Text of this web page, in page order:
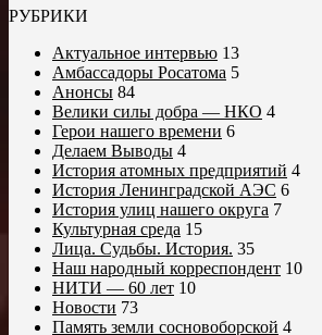
РУБРИКИ
Актуальное интервью 13
Амбассадоры Росатома 5
Анонсы 84
Велики силы добра — НКО 4
Герои нашего времени 6
Делаем Выводы 4
История атомных предприятий 4
История Ленинградской АЭС 6
История улиц нашего округа 7
Культурная среда 15
Лица. Судьбы. История. 35
Наш народный корреспондент 10
НИТИ — 60 лет 10
Новости 73
Память земли сосновоборской 4